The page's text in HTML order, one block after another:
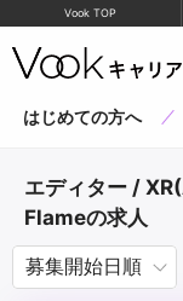
Vook TOP
はじめての方へ
エディター /
Flameの求人